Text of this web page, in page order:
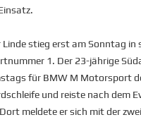
Linde stieg erst am Sonntag in
1. Der 23-jährige
für BMW M Motorsport
und reiste nach dem
meldete er sich mit der